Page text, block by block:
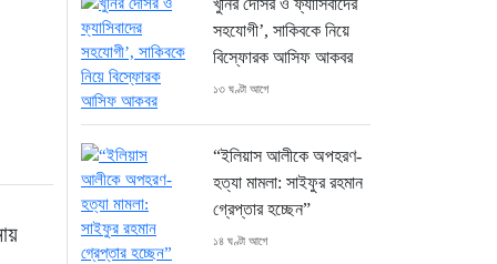
খুনির দোসর ও ফ্যাসিবাদের
সহযোগী’, সাকিবকে নিয়ে
বিস্ফোরক আসিফ আকবর
১৩ ঘণ্টা আগে
“ইলিয়াস আলীকে অপহরণ-
হত্যা মামলা: সাইফুর রহমান
গ্রেপ্তার হচ্ছেন”
১৪ ঘণ্টা আগে